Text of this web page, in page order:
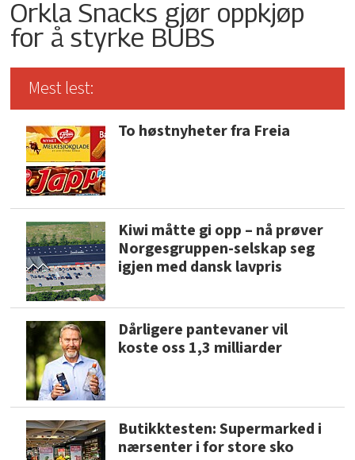
Orkla Snacks gjør oppkjøp
for å styrke BUBS
Mest lest:
To høstnyheter fra Freia
Kiwi måtte gi opp – nå prøver
Norgesgruppen-selskap seg
igjen med dansk lavpris
Dårligere pantevaner vil
koste oss 1,3 milliarder
Butikktesten: Supermarked i
nærsenter i for store sko